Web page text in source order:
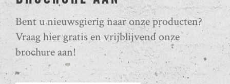
Bent u nieuwsgierig naar onze producten?
Vraag hier gratis en vrijblijvend onze
brochure aan!